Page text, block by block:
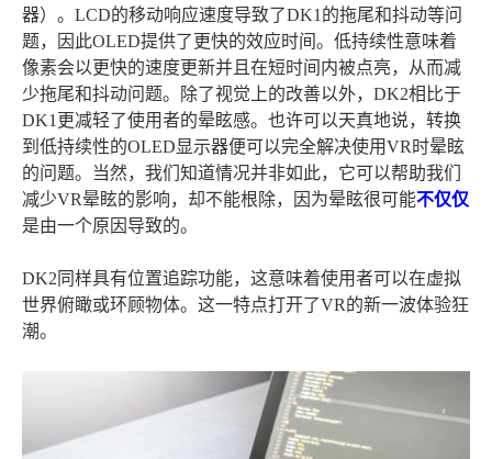
器）。LCD的移动响应速度导致了DK1的拖尾和抖动等问
题，因此OLED提供了更快的效应时间。低持续性意味着
像素会以更快的速度更新并且在短时间内被点亮，从而减
少拖尾和抖动问题。除了视觉上的改善以外，DK2相比于
DK1更减轻了使用者的晕眩感。也许可以天真地说，转换
到低持续性的OLED显示器便可以完全解决使用VR时晕眩
的问题。当然，我们知道情况并非如此，它可以帮助我们
减少VR晕眩的影响，却不能根除，因为晕眩很可能不仅仅
是由一个原因导致的。
DK2同样具有位置追踪功能，这意味着使用者可以在虚拟
世界俯瞰或环顾物体。这一特点打开了VR的新一波体验狂
潮。